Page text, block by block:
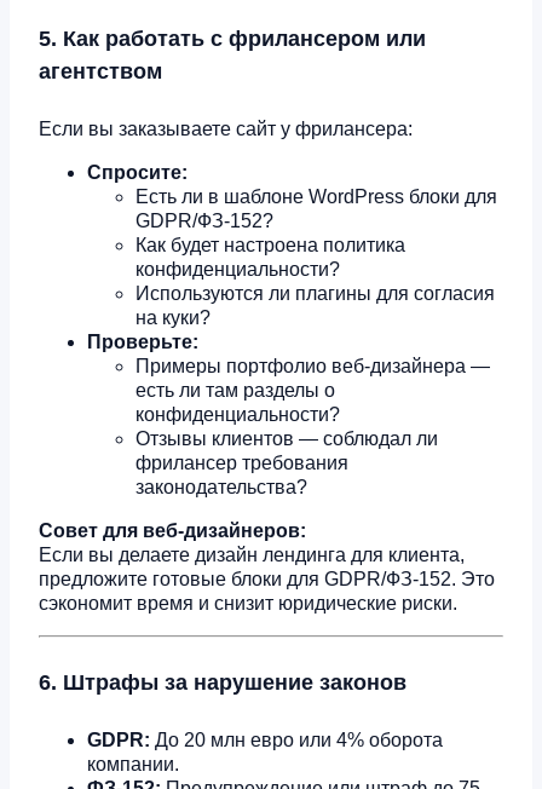
5. Как работать с фрилансером или
агентством
Если вы заказываете сайт у фрилансера:
Спросите:
Есть ли в шаблоне WordPress блоки для
GDPR/ФЗ-152?
Как будет настроена политика
конфиденциальности?
Используются ли плагины для согласия
на куки?
Проверьте:
Примеры портфолио веб-дизайнера —
есть ли там разделы о
конфиденциальности?
Отзывы клиентов — соблюдал ли
фрилансер требования
законодательства?
Совет для веб-дизайнеров:
Если вы делаете дизайн лендинга для клиента,
предложите готовые блоки для GDPR/ФЗ-152. Это
сэкономит время и снизит юридические риски.
6. Штрафы за нарушение законов
GDPR: До 20 млн евро или 4% оборота
компании.